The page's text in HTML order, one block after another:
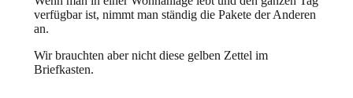
verfügbar ist, nimmt man ständig die Pakete der Anderen
an.
Wir brauchten aber nicht diese gelben Zettel im
Briefkasten.